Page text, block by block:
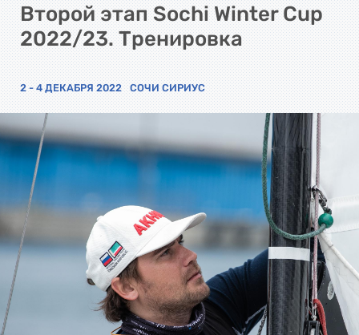
Второй этап Sochi Winter Cup
2022/23. Тренировка
2 - 4 ДЕКАБРЯ 2022 СОЧИ СИРИУС